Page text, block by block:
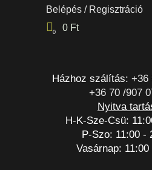
Belépés / Regisztráció
0 0 Ft
Házhoz szálítás: +36
+36 70 /907
Nyitva
H-K-Sze-Csü:
P-Szo: 11:00 -
Vasárnap: 11:00